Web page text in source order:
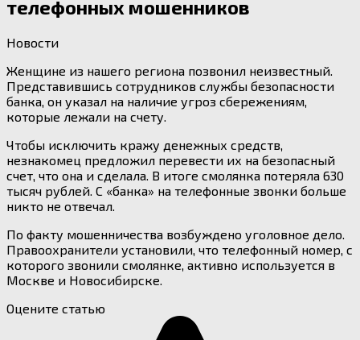
телефонных мошенников
Новости
Женщине из нашего региона позвонил неизвестный.
Представившись сотрудников службы безопасности
банка, он указал на наличие угроз сбережениям,
которые лежали на счету.
Чтобы исключить кражу денежных средств,
незнакомец предложил перевести их на безопасный
счет, что она и сделала. В итоге смолянка потеряла 630
тысяч рублей. С «банка» на телефонные звонки больше
никто не отвечал.
По факту мошенничества возбуждено уголовное дело.
Правоохранители установили, что телефонный номер, с
которого звонили смолянке, активно используется в
Москве и Новосибирске.
Оцените статью